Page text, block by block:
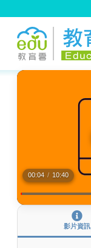
:::
00:04 / 10:40
影片資訊